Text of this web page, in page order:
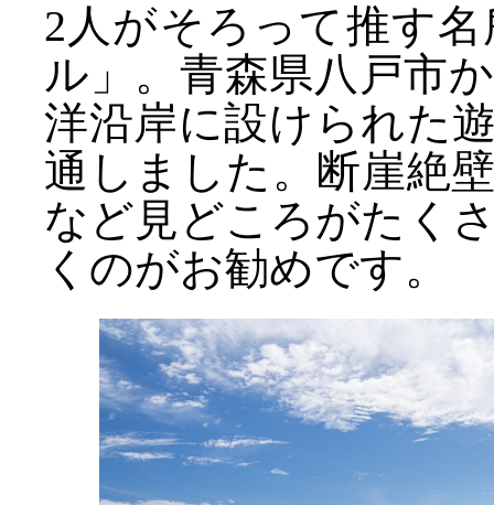
2人がそろって推す
ル」。青森県八戸市
洋沿岸に設けられた
通しました。断崖絶
など見どころがたく
くのがお勧めです。